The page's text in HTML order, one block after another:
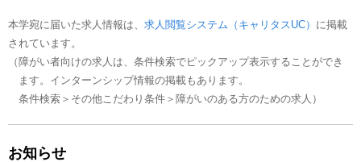
本学宛に届いた求人情報は、 求人閲覧システム（キャリタスUC） に掲載
されています。
（障がい者向けの求人は、条件検索でピックアップ表示することができ
ます。インターンシップ情報の掲載もあります。
条件検索＞その他こだわり条件＞障がいのある方のための求人）
お知らせ